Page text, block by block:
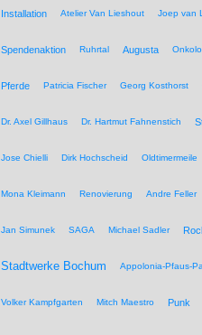
Installation Atelier Van Lieshout Joep van
Spendenaktion Ruhrtal Augusta
Pferde Patricia Fischer Georg Kosthorst
Dr. Axel Gillhaus Dr. Hartmut Fahnenstich
Jose Chielli Dirk Hochscheid Oldtimermeile
Mona Kleimann Renovierung Andre Feller
Jan Simunek SAGA Michael Sadler
Stadtwerke Bochum Appolonia-Pfaus-
Volker Kampfgarten Mitch Maestro Punk